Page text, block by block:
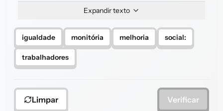
Expandir texto
igualdade monitória melhoria social:
trabalhadores
Limpar Verificar